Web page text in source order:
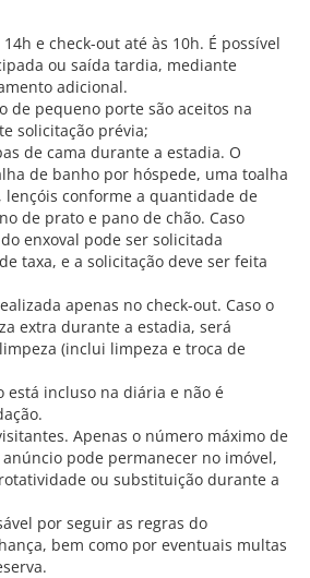
e check-out até às 10h. É possível
ou saída tardia, mediante
adicional.
de pequeno porte são aceitos na
solicitação prévia;
de cama durante a estadia. O
de banho por hóspede, uma toalha
conforme a quantidade de
de prato e pano de chão. Caso
enxoval pode ser solicitada
taxa, e a solicitação deve ser feita
apenas no check-out. Caso o
extra durante a estadia, será
(inclui limpeza e troca de
está incluso na diária e não é
Apenas o número máximo de
pode permanecer no imóvel,
ou substituição durante a
por seguir as regras do
bem como por eventuais multas